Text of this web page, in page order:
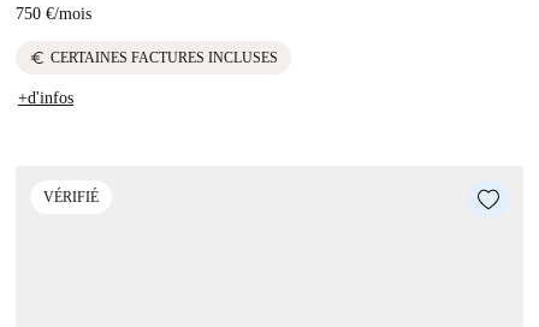
750 €/mois
euro CERTAINES FACTURES INCLUSES
+d'infos
VÉRIFIÉ